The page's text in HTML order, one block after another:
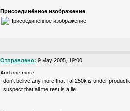
Присоединённое изображение
Отправлено: 9 May 2005, 19:00
And one more.
I don't belive any more that Tal 250k is under
I suspect that all the rest is a lie.